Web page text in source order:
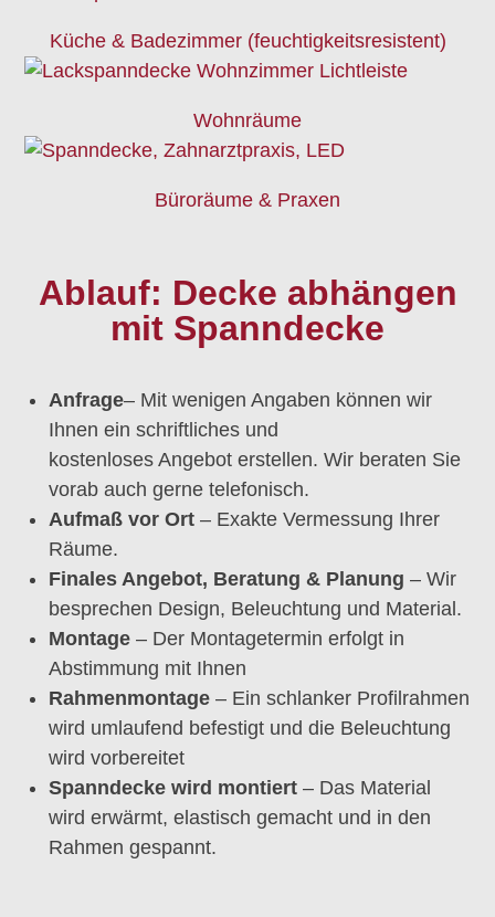
Küche & Badezimmer (feuchtigkeitsresistent)
Wohnräume
Büroräume & Praxen
Ablauf: Decke abhängen
mit Spanndecke
Anfrage– Mit wenigen Angaben können wir
Ihnen ein schriftliches und
kostenloses Angebot erstellen. Wir beraten Sie
vorab auch gerne telefonisch.
Aufmaß vor Ort – Exakte Vermessung Ihrer
Räume.
Finales Angebot, Beratung & Planung – Wir
besprechen Design, Beleuchtung und Material.
Montage – Der Montagetermin erfolgt in
Abstimmung mit Ihnen
Rahmenmontage – Ein schlanker Profilrahmen
wird umlaufend befestigt und die Beleuchtung
wird vorbereitet
Spanndecke wird montiert – Das Material
wird erwärmt, elastisch gemacht und in den
Rahmen gespannt.